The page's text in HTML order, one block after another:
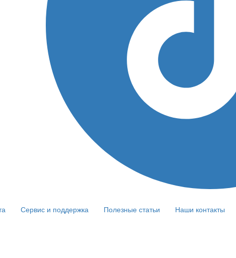
Сервис и поддержка Полезные статьи Наши контакты